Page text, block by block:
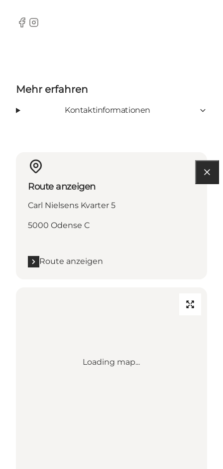
Facebook
Instagram
Mehr erfahren
Kontaktinformationen
Route anzeigen
Carl Nielsens Kvarter 5
5000 Odense C
Route anzeigen
Loading map...